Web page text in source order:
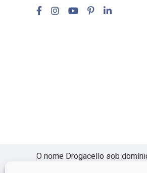
O nome Drogacello sob
Passos de Lima, 536 -Jd